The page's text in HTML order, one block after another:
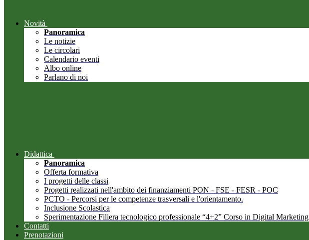
Novità
Panoramica
Le notizie
Le circolari
Calendario eventi
Albo online
Parlano di noi
Didattica
Panoramica
Offerta formativa
I progetti delle classi
Progetti realizzati nell'ambito dei finanziamenti PON - FSE - FESR - POC
PCTO - Percorsi per le competenze trasversali e l'orientamento.
Inclusione Scolastica
Sperimentazione Filiera tecnologico professionale “4+2” Corso in Digital Marketing
Contatti
Prenotazioni